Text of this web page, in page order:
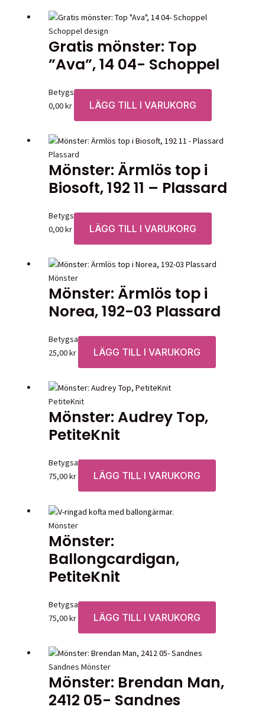
Schoppel design
Gratis mönster: Top
”Ava”, 14 04- Schoppel
Betygsatt0av 5
0,00kr LÄGG TILL I VARUKORG
Plassard
Mönster: Ärmlös top i
Biosoft, 192 11 – Plassard
Betygsatt0av 5
0,00kr LÄGG TILL I VARUKORG
Mönster
Mönster: Ärmlös top i
Norea, 192-03 Plassard
Betygsatt0av 5
25,00kr LÄGG TILL I VARUKORG
PetiteKnit
Mönster: Audrey Top,
PetiteKnit
Betygsatt0av 5
75,00kr LÄGG TILL I VARUKORG
Mönster
Mönster:
Ballongcardigan,
PetiteKnit
Betygsatt0av 5
75,00kr LÄGG TILL I VARUKORG
Sandnes Mönster
Mönster: Brendan Man,
2412 05- Sandnes